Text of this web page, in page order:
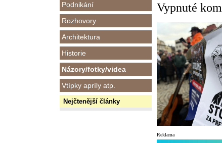
Podnikání
Rozhovory
Architektura
Historie
Názory/fotky/videa
Vtípky apríly atp.
Nejčtenější články
Vypnuté
Reklama